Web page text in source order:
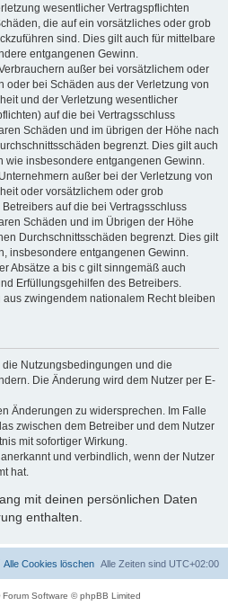
wesentlicher Vertragspflichten
die auf ein vorsätzliches oder grob
sind. Dies gilt auch für mittelbare
entgangenen Gewinn.
außer bei vorsätzlichem oder
oder bei Schäden aus der Verletzung von
und der Verletzung wesentlicher
auf die bei Vertragsschluss
Schäden und im übrigen der Höhe nach
begrenzt. Dies gilt auch
wie insbesondere entgangenen Gewinn.
außer bei der Verletzung von
oder vorsätzlichem oder grob
auf die bei Vertragsschluss
Schäden und im Übrigen der Höhe
Durchschnittsschäden begrenzt. Dies gilt
insbesondere entgangenen Gewinn.
Absätze a bis c gilt sinngemäß auch
Erfüllungsgehilfen des Betreibers.
zwingendem nationalem Recht bleiben
die Nutzungsbedingungen und die
Die Änderung wird dem Nutzer per E-
Änderungen zu widersprechen. Im Falle
zwischen dem Betreiber und dem Nutzer
mit sofortiger Wirkung.
und verbindlich, wenn der Nutzer
hat.
mit deinen persönlichen Daten
enthalten.
Alle Zeiten sind UTC+02:00
Alle Cookies löschen
Forum Software © phpBB Limited